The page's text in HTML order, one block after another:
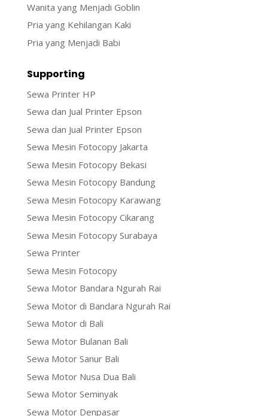
Wanita yang Menjadi Goblin
Pria yang Kehilangan Kaki
Pria yang Menjadi Babi
Supporting
Sewa Printer HP
Sewa dan Jual Printer Epson
Sewa dan Jual Printer Epson
Sewa Mesin Fotocopy Jakarta
Sewa Mesin Fotocopy Bekasi
Sewa Mesin Fotocopy Bandung
Sewa Mesin Fotocopy Karawang
Sewa Mesin Fotocopy Cikarang
Sewa Mesin Fotocopy Surabaya
Sewa Printer
Sewa Mesin Fotocopy
Sewa Motor Bandara Ngurah Rai
Sewa Motor di Bandara Ngurah Rai
Sewa Motor di Bali
Sewa Motor Bulanan Bali
Sewa Motor Sanur Bali
Sewa Motor Nusa Dua Bali
Sewa Motor Seminyak
Sewa Motor Denpasar